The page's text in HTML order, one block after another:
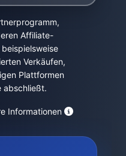
Affiliate-
Verkäufen,
Plattformen
abschließt.
Informationen